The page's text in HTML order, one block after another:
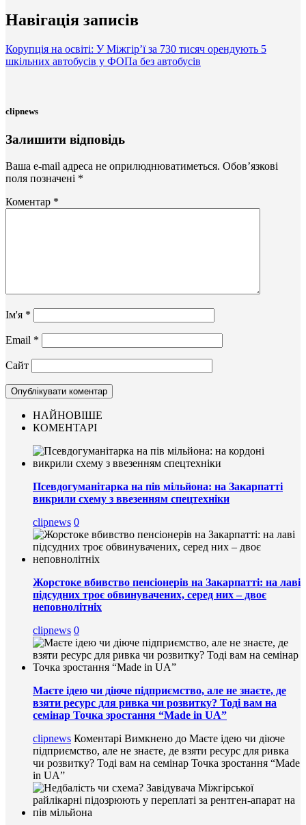
Навігація записів
Корупція на освіті: У Міжгір’ї за 730 тисяч орендують 5
шкільних автобусів у ФОПа без автобусів
clipnews
Залишити відповідь
Ваша e-mail адреса не оприлюднюватиметься. Обов’язкові
поля позначені *
Коментар *
Ім'я *
Email *
Сайт
НАЙНОВІШЕ
КОМЕНТАРІ
Псевдогуманітарка на пів мільйона: на Закарпатті
викрили схему з ввезенням спецтехніки
clipnews 0
Жорстоке вбивство пенсіонерів на Закарпатті: на лаві
підсудних троє обвинувачених, серед них – двоє
неповнолітніх
clipnews 0
Маєте ідею чи діюче підприємство, але не знаєте, де
взяти ресурс для ривка чи розвитку? Тоді вам на
семінар Точка зростання “Made in UA”
clipnews Коментарі Вимкнено до Маєте ідею чи діюче
підприємство, але не знаєте, де взяти ресурс для ривка
чи розвитку? Тоді вам на семінар Точка зростання “Made
in UA”